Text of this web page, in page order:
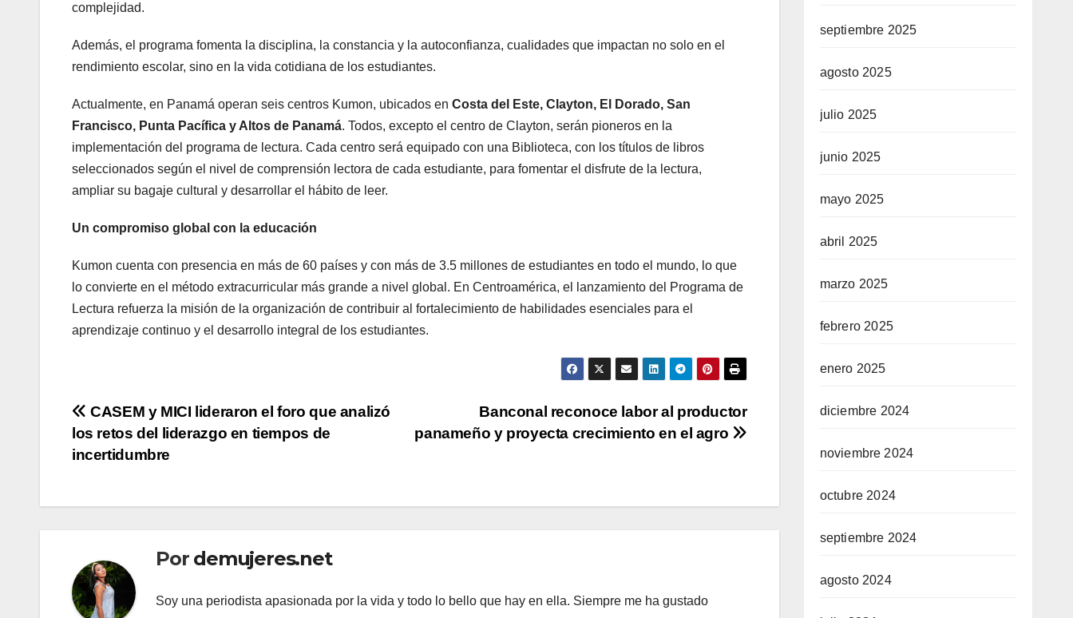
complejidad.
Además, el programa fomenta la disciplina, la constancia y la autoconfianza, cualidades que impactan no solo en el
rendimiento escolar, sino en la vida cotidiana de los estudiantes.
Actualmente, en Panamá operan seis centros Kumon, ubicados en Costa del Este, Clayton, El Dorado, San
Francisco, Punta Pacífica y Altos de Panamá. Todos, excepto el centro de Clayton, serán pioneros en la
implementación del programa de lectura. Cada centro será equipado con una Biblioteca, con los títulos de libros
seleccionados según el nivel de comprensión lectora de cada estudiante, para fomentar el disfrute de la lectura,
ampliar su bagaje cultural y desarrollar el hábito de leer.
Un compromiso global con la educación
Kumon cuenta con presencia en más de 60 países y con más de 3.5 millones de estudiantes en todo el mundo, lo que
lo convierte en el método extracurricular más grande a nivel global. En Centroamérica, el lanzamiento del Programa de
Lectura refuerza la misión de la organización de contribuir al fortalecimiento de habilidades esenciales para el
aprendizaje continuo y el desarrollo integral de los estudiantes.
Navegación
de
Banconal reconoce labor al productor
panameño y proyecta crecimiento en el agro
CASEM y MICI lideraron el foro que analizó
los retos del liderazgo en tiempos de
incertidumbre
Por demujeres.net
Soy una periodista apasionada por la vida y todo lo bello que hay en ella. Siempre me ha gustado
septiembre 2025
agosto 2025
julio 2025
junio 2025
mayo 2025
abril 2025
marzo 2025
febrero 2025
enero 2025
diciembre 2024
noviembre 2024
octubre 2024
septiembre 2024
agosto 2024